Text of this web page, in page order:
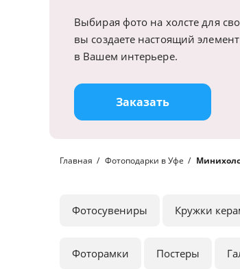
Выбирая фото на холсте для
вы создаете настоящий элемент
в Вашем интерьере.
Заказать
Главная Фотоподарки в Уфе
Фотосувениры Кружки
Фоторамки Постеры